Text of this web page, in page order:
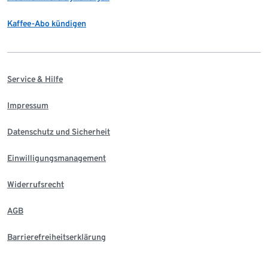
Kaffee-Abo kündigen
Service & Hilfe
Impressum
Datenschutz und Sicherheit
Einwilligungsmanagement
Widerrufsrecht
AGB
Barrierefreiheitserklärung